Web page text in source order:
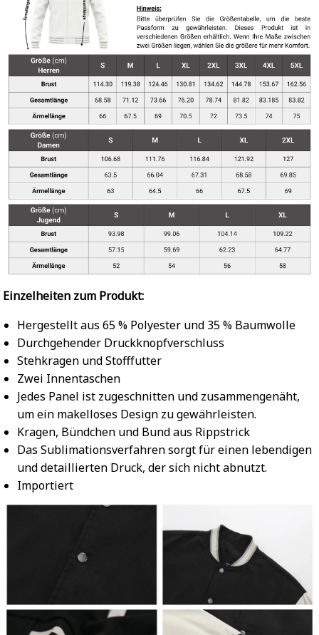
Einzelheiten zum Produkt:
Hergestellt aus 65 % Polyester und 35 % Baumwolle
Durchgehender Druckknopfverschluss
Stehkragen und Stofffutter
Zwei Innentaschen
Jedes Panel ist zugeschnitten und zusammengenäht,
um ein makelloses Design zu gewährleisten.
Kragen, Bündchen und Bund aus Rippstrick
Das Sublimationsverfahren sorgt für einen lebendigen
und detaillierten Druck, der sich nicht abnutzt.
Importiert